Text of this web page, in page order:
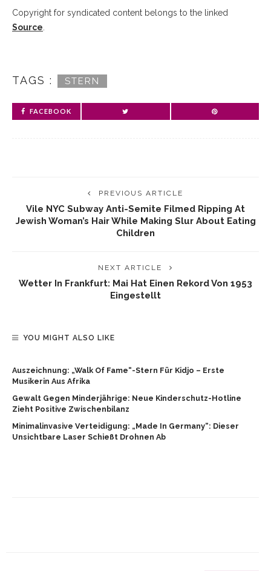
Copyright for syndicated content belongs to the linked
Source
TAGS : STERN
FACEBOOK
PREVIOUS ARTICLE
Vile NYC Subway Anti-Semite Filmed Ripping At
Jewish Woman’s Hair While Making Slur About Eating
Children
NEXT ARTICLE
Wetter In Frankfurt: Mai Hat Einen Rekord Von 1953
Eingestellt
YOU MIGHT ALSO LIKE
Auszeichnung: „Walk Of Fame“-Stern Für Kidjo – Erste
Musikerin Aus Afrika
Gewalt Gegen Minderjährige: Neue Kinderschutz-Hotline
Zieht Positive Zwischenbilanz
Minimalinvasive Verteidigung: „Made In Germany“: Dieser
Unsichtbare Laser Schießt Drohnen Ab